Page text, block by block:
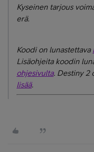
Kyseinen tarjous
erä.
Koodi on lunastettava
Lisäohjeita koodin
ohjesivulta. Destiny 2
lisää.